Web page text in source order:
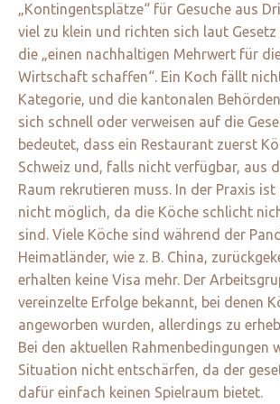
„Kontingentsplätze“ für Gesuche aus
viel zu klein und richten sich laut Gesetz
die „einen nachhaltigen Mehrwert für
Wirtschaft schaffen“. Ein Koch fällt
Kategorie, und die kantonalen
sich schnell oder verweisen auf die
bedeutet, dass ein Restaurant zuerst
Schweiz und, falls nicht verfügbar, aus
Raum rekrutieren muss. In der Praxis
nicht möglich, da die Köche schlicht
sind. Viele Köche sind während der
Heimatländer, wie z. B. China,
erhalten keine Visa mehr. Der
vereinzelte Erfolge bekannt, bei denen
angeworben wurden, allerdings zu
Bei den aktuellen Rahmenbedingungen
Situation nicht entschärfen, da der
dafür einfach keinen Spielraum bietet.